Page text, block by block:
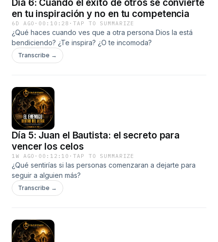
Día 6: Cuando el éxito de otros se convierte
en tu inspiración y no en tu competencia
6D AGO · 00:10:28 ·TAP TO SUMMARIZE
¿Qué haces cuando ves que a otra persona Dios la está
bendiciendo? ¿Te inspira? ¿O te incomoda?
Transcribe →
Día 5: Juan el Bautista: el secreto para
vencer los celos
1W AGO · 00:12:10 ·TAP TO SUMMARIZE
¿Qué sentirías si las personas comenzaran a dejarte para
seguir a alguien más?
Transcribe →